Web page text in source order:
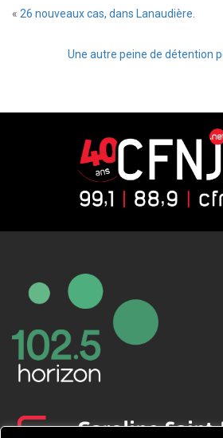
« 26 nouveaux cas, dans Lanaudière.
Une autre peine de détention